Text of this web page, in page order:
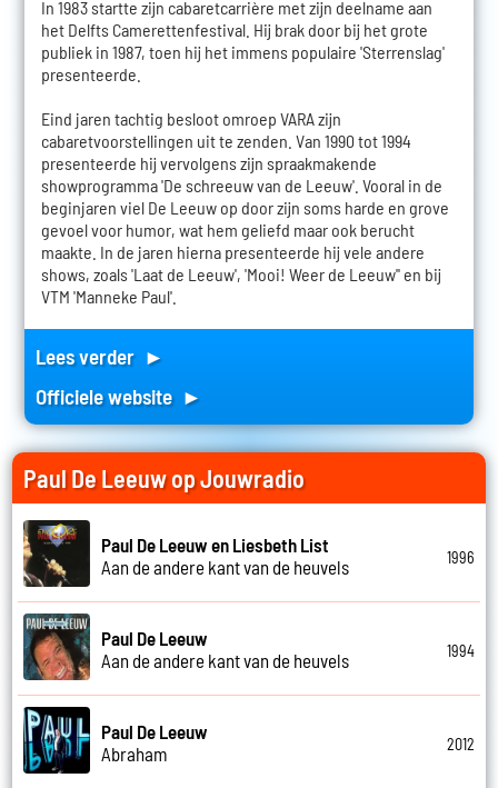
In 1983 startte zijn cabaretcarrière met zijn deelname aan
het Delfts Camerettenfestival. Hij brak door bij het grote
publiek in 1987, toen hij het immens populaire 'Sterrenslag'
presenteerde.
Eind jaren tachtig besloot omroep VARA zijn
cabaretvoorstellingen uit te zenden. Van 1990 tot 1994
presenteerde hij vervolgens zijn spraakmakende
showprogramma 'De schreeuw van de Leeuw'. Vooral in de
beginjaren viel De Leeuw op door zijn soms harde en grove
gevoel voor humor, wat hem geliefd maar ook berucht
maakte. In de jaren hierna presenteerde hij vele andere
shows, zoals 'Laat de Leeuw', 'Mooi! Weer de Leeuw'' en bij
VTM 'Manneke Paul'.
Lees verder ►
Officiele website ►
Paul De Leeuw op Jouwradio
Paul De Leeuw en Liesbeth List
Aan de andere kant van de heuvels
1996
Paul De Leeuw
Aan de andere kant van de heuvels
1994
Paul De Leeuw
Abraham
2012